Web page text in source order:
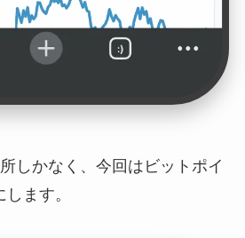
しかなく、今回はビットポイ
ます。